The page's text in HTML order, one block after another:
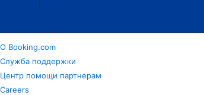
О Booking.com
Служба поддержки
Центр помощи партнерам
Careers